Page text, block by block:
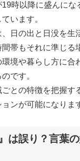
時以降に盛んにな
います。
日の出と日没を生
帯もそれに準じる
境や暮らし方に合
です。
との特徴を把握す
ンが可能になりま
は誤り？言葉